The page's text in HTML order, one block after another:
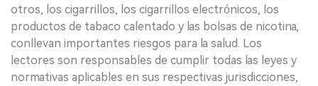
otros, los cigarrillos, los cigarrillos electrónicos, los
productos de tabaco calentado y las bolsas de nicotina,
conllevan importantes riesgos para la salud. Los
lectores son responsables de cumplir todas las leyes y
normativas aplicables en sus respectivas jurisdicciones,